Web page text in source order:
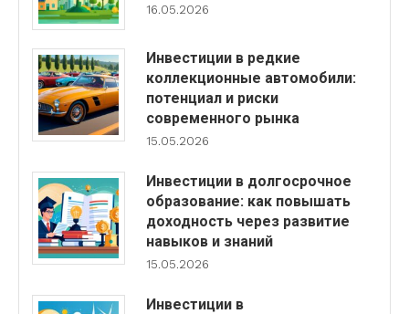
16.05.2026
Инвестиции в редкие
коллекционные автомобили:
потенциал и риски
современного рынка
15.05.2026
Инвестиции в долгосрочное
образование: как повышать
доходность через развитие
навыков и знаний
15.05.2026
Инвестиции в